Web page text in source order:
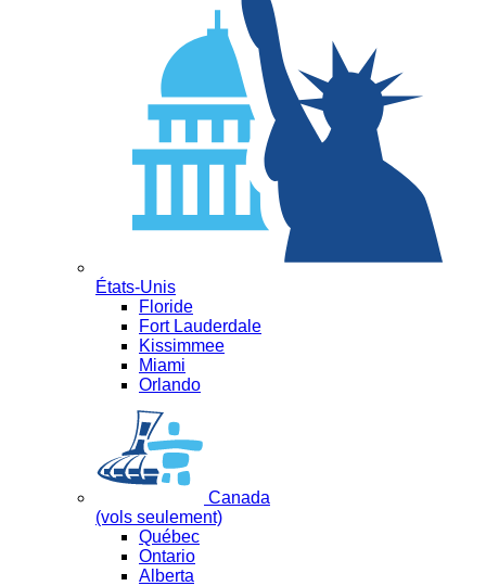
États-Unis
Floride
Fort Lauderdale
Kissimmee
Miami
Orlando
Canada
(vols seulement)
Québec
Ontario
Alberta